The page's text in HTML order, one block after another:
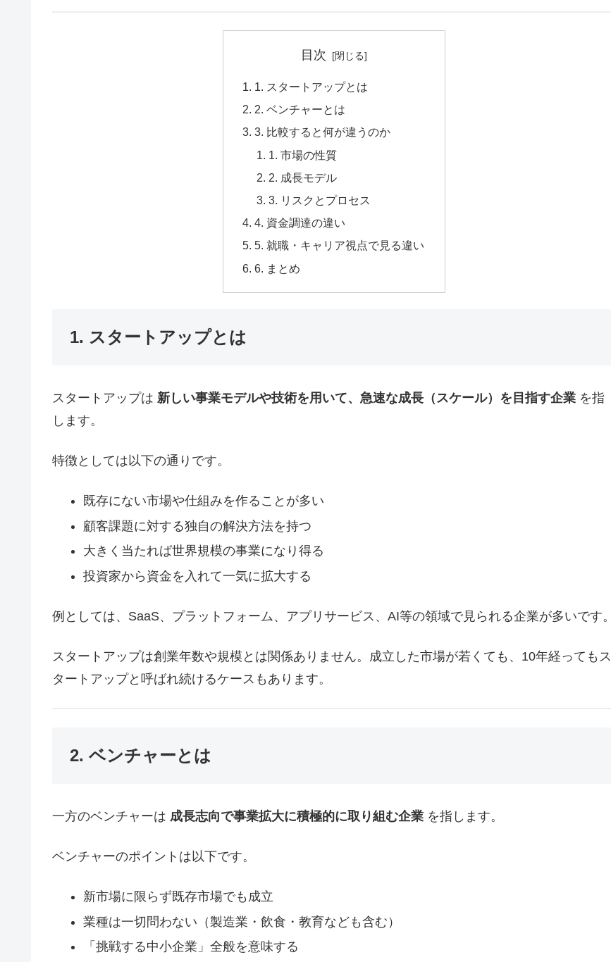
目次
1. スタートアップとは
2. ベンチャーとは
3. 比較すると何が違うのか
1. 市場の性質
2. 成長モデル
3. リスクとプロセス
4. 資金調達の違い
5. 就職・キャリア視点で見る違い
6. まとめ
1. スタートアップとは
スタートアップは 新しい事業モデルや技術を用いて、急速な成長（スケール）を目指す企業 を指
します。
特徴としては以下の通りです。
既存にない市場や仕組みを作ることが多い
顧客課題に対する独自の解決方法を持つ
大きく当たれば世界規模の事業になり得る
投資家から資金を入れて一気に拡大する
例としては、SaaS、プラットフォーム、アプリサービス、AI等の領域で見られる企業が多いです。
スタートアップは創業年数や規模とは関係ありません。成立した市場が若くても、10年経ってもス
タートアップと呼ばれ続けるケースもあります。
2. ベンチャーとは
一方のベンチャーは 成長志向で事業拡大に積極的に取り組む企業 を指します。
ベンチャーのポイントは以下です。
新市場に限らず既存市場でも成立
業種は一切問わない（製造業・飲食・教育なども含む）
「挑戦する中小企業」全般を意味する